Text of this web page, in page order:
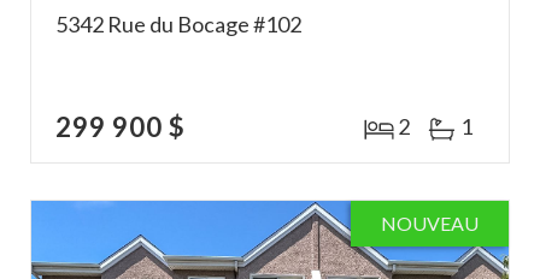
5342 Rue du Bocage #102
299 900 $ 2 1
NOUVEAU